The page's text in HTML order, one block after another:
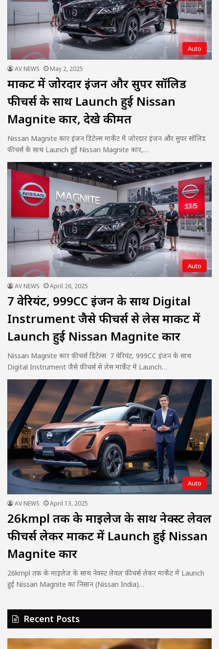
Auto
AV NEWS May 2, 2025
मार्केट में जोरदार इंजन और सुपर सॉलिड
फीचर्स के साथ Launch हुई Nissan
Magnite कार, देखे कीमत
Nissan Magnite कार इंजन डिटेल्स मार्केट में जोरदार इंजन और सुपर सॉलिड
फीचर्स के साथ Launch हुई Nissan Magnite कार,…
Auto
AV NEWS April 26, 2025
7 वेरियंट, 999CC इंजन के साथ Digital
Instrument जैसे फीचर्स से लेस मार्केट में
Launch हुई Nissan Magnite कार
Nissan Magnite कार फीचर्स डिटेल्स 7 वेरियंट, 999CC इंजन के साथ
Digital Instrument जैसे फीचर्स से लेस मार्केट में Launch…
Auto
AV NEWS April 13, 2025
26kmpl तक के माइलेज के साथ नेक्स्ट लेवल
फीचर्स लेकर मार्केट में Launch हुई Nissan
Magnite कार
26kmpl तक के माइलेज के साथ नेक्स्ट लेवल फीचर्स लेकर मार्केट में Launch
हुई Nissan Magnite का निसान (Nissan India)…
Recent Posts